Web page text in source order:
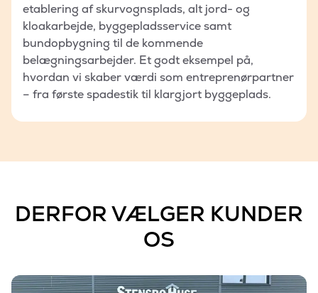
etablering af skurvognsplads, alt jord- og
kloakarbejde, byggepladsservice samt
bundopbygning til de kommende
belægningsarbejder. Et godt eksempel på,
hvordan vi skaber værdi som entreprenørpartner
– fra første spadestik til klargjort byggeplads.
DERFOR VÆLGER KUNDER
OS